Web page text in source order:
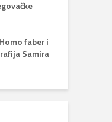
faber i
Samira